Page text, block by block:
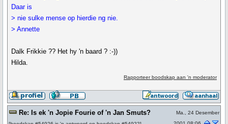
Daar is
> nie sulke mense op hierdie ng nie.
> Annette
Dalk Frikkie ?? Het hy 'n baard ? :-))
Hilda.
Rapporteer boodskap aan 'n moderator
Re: Is ek 'n Jopie Fourie of 'n Jan Smuts?
Ma., 24 Desember